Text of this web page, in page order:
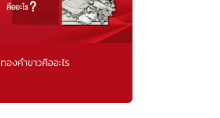
ทองคำขาวคืออะไร